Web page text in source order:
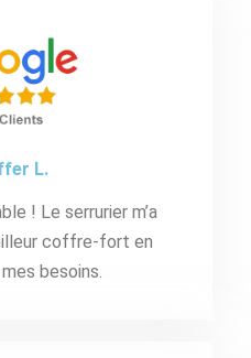
L.
! Le serrurier m’a
coffre-fort en
besoins.